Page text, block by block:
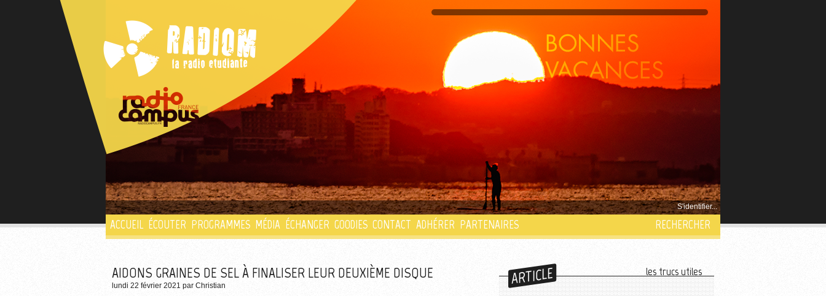
S'identifier...
ACCUEIL ÉCOUTER PROGRAMMES MÉDIA ÉCHANGER GOODIES CONTACT ADHÉRER PARTENAIRES RECHERCHER
AIDONS GRAINES DE SEL À FINALISER LEUR DEUXIÈME DISQUE
lundi 22 février 2021 par Christian ARTICLE les trucs utiles